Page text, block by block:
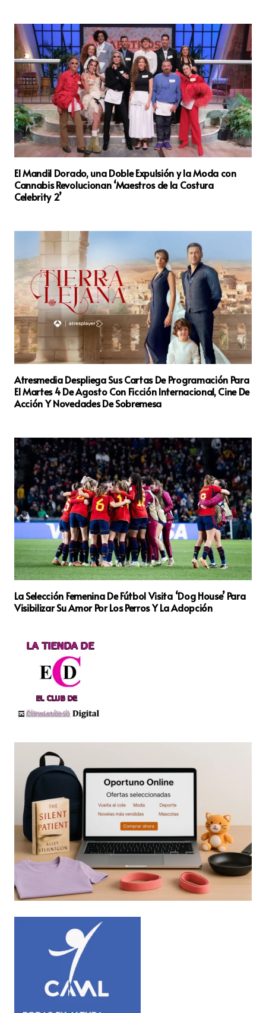
El Mandil Dorado, una Doble Expulsión y la Moda con
Cannabis Revolucionan ‘Maestros de la Costura
Celebrity 2’
Atresmedia Despliega Sus Cartas De Programación Para
El Martes 4 De Agosto Con Ficción Internacional, Cine De
Acción Y Novedades De Sobremesa
La Selección Femenina De Fútbol Visita ‘Dog House’ Para
Visibilizar Su Amor Por Los Perros Y La Adopción